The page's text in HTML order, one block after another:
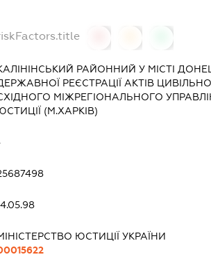
РАЙОННИЙ У МІСТІ
РЕЄСТРАЦІЇ АКТІВ
МІЖРЕГІОНАЛЬНОГО
(М.ХАРКІВ)
ЮСТИЦІЇ УКРАЇНИ